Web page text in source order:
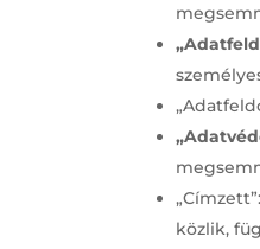
közlik,